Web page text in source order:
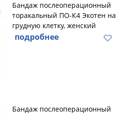
Бандаж послеоперационный
торакальный ПО-К4 Экотен на
грудную клетку, женский
подробнее
Бандаж послеоперационный